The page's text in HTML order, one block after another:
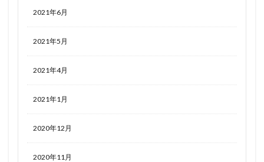
2021年6月
2021年5月
2021年4月
2021年1月
2020年12月
2020年11月